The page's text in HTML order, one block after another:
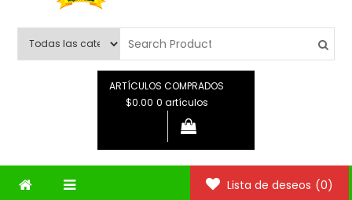
ARTÍCULOS COMPRADOS
$0.00 0 artículos
Lista de deseos (0)